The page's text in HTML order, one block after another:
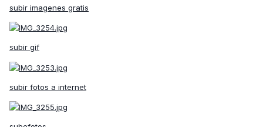
subir imagenes gratis
subir gif
subir fotos a internet